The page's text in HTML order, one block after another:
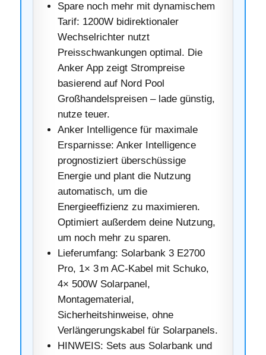
Spare noch mehr mit dynamischem
Tarif: 1200W bidirektionaler
Wechselrichter nutzt
Preisschwankungen optimal. Die
Anker App zeigt Strompreise
basierend auf Nord Pool
Großhandelspreisen – lade günstig,
nutze teuer.
Anker Intelligence für maximale
Ersparnisse: Anker Intelligence
prognostiziert überschüssige
Energie und plant die Nutzung
automatisch, um die
Energieeffizienz zu maximieren.
Optimiert außerdem deine Nutzung,
um noch mehr zu sparen.
Lieferumfang: Solarbank 3 E2700
Pro, 1× 3 m AC-Kabel mit Schuko,
4× 500W Solarpanel,
Montagematerial,
Sicherheitshinweise, ohne
Verlängerungskabel für Solarpanels.
HINWEIS: Sets aus Solarbank und